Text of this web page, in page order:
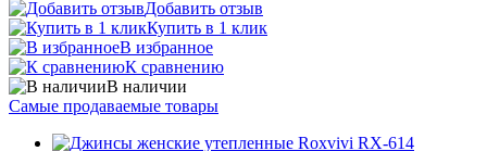
Добавить отзыв
Купить в 1 клик
В избранное
К сравнению
В наличии
Самые продаваемые товары